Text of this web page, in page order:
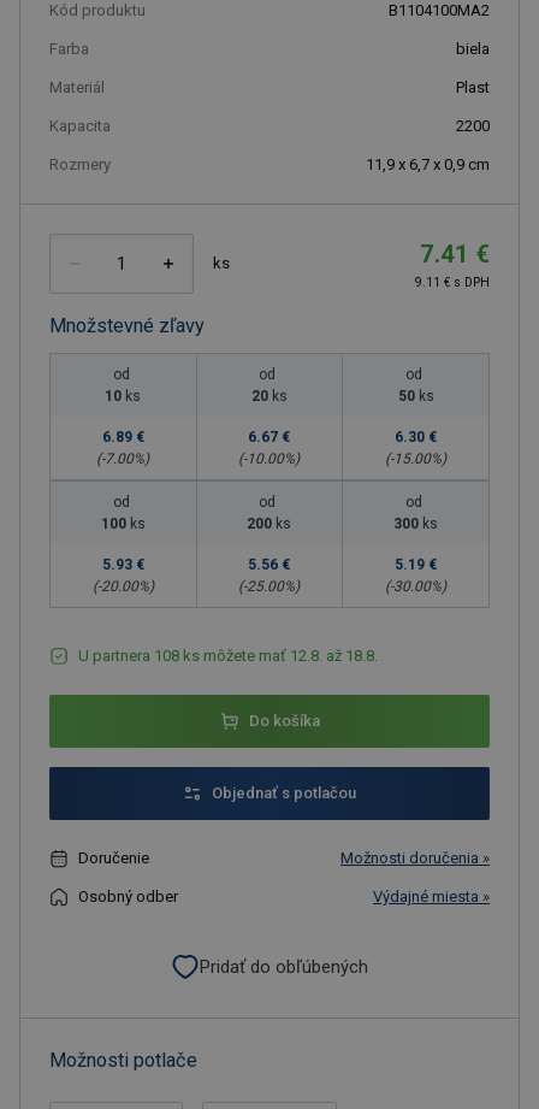
Kód produktu B1104100MA2
Farba biela
Materiál Plast
Kapacita 2200
Rozmery 11,9 x 6,7 x 0,9 cm
ks 7.41 €
9.11 € s DPH
Množstevné zľavy
od
10 ks
6.89 €
(-7.00%)
od
20 ks
6.67 €
(-10.00%)
od
50 ks
6.30 €
(-15.00%)
od
100 ks
5.93 €
(-20.00%)
od
200 ks
5.56 €
(-25.00%)
od
300 ks
5.19 €
(-30.00%)
U partnera 108 ks môžete mať 12.8. až 18.8.
Do košíka
Objednať s potlačou
Doručenie Možnosti doručenia »
Osobný odber Výdajné miesta »
Pridať do obľúbených
Možnosti potlače